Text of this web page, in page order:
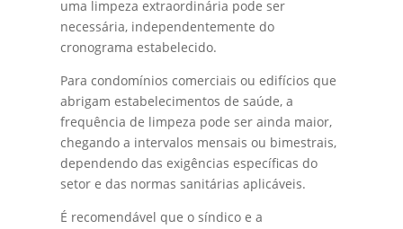
uma limpeza extraordinária pode ser
necessária, independentemente do
cronograma estabelecido.
Para condomínios comerciais ou edifícios que
abrigam estabelecimentos de saúde, a
frequência de limpeza pode ser ainda maior,
chegando a intervalos mensais ou bimestrais,
dependendo das exigências específicas do
setor e das normas sanitárias aplicáveis.
É recomendável que o síndico e a